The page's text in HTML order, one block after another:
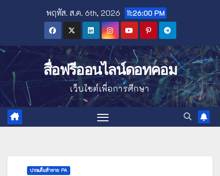
พฤหัส. ส.ค. 6th, 2026 11:26:01 PM
สื่อฟรีออนไลน์ดอทคอม
เว็บไซต์เพื่อการศึกษา
ประเด็นท้าทาย PA